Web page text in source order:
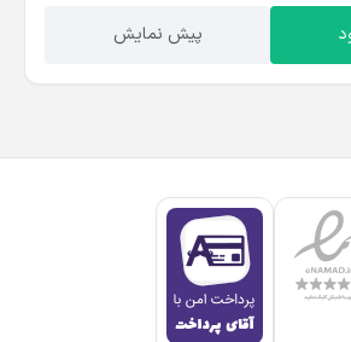
پیش نمایش